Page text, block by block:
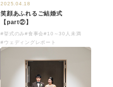
2025.04.18
笑顔あふれるご結婚式
【part②】
#挙式のみ#食事会#10～30人未満
#ウェディングレポート